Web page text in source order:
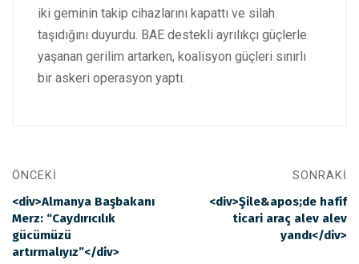
iki geminin takip cihazlarını kapattı ve silah
taşıdığını duyurdu. BAE destekli ayrılıkçı güçlerle
yaşanan gerilim artarken, koalisyon güçleri sınırlı
bir askeri operasyon yaptı.
ÖNCEKI
<div>Almanya Başbakanı
Merz: “Caydırıcılık
gücümüzü
artırmalıyız”</div>
SONRAKI
<div>Şile&apos;de hafif
ticari araç alev alev
yandı</div>